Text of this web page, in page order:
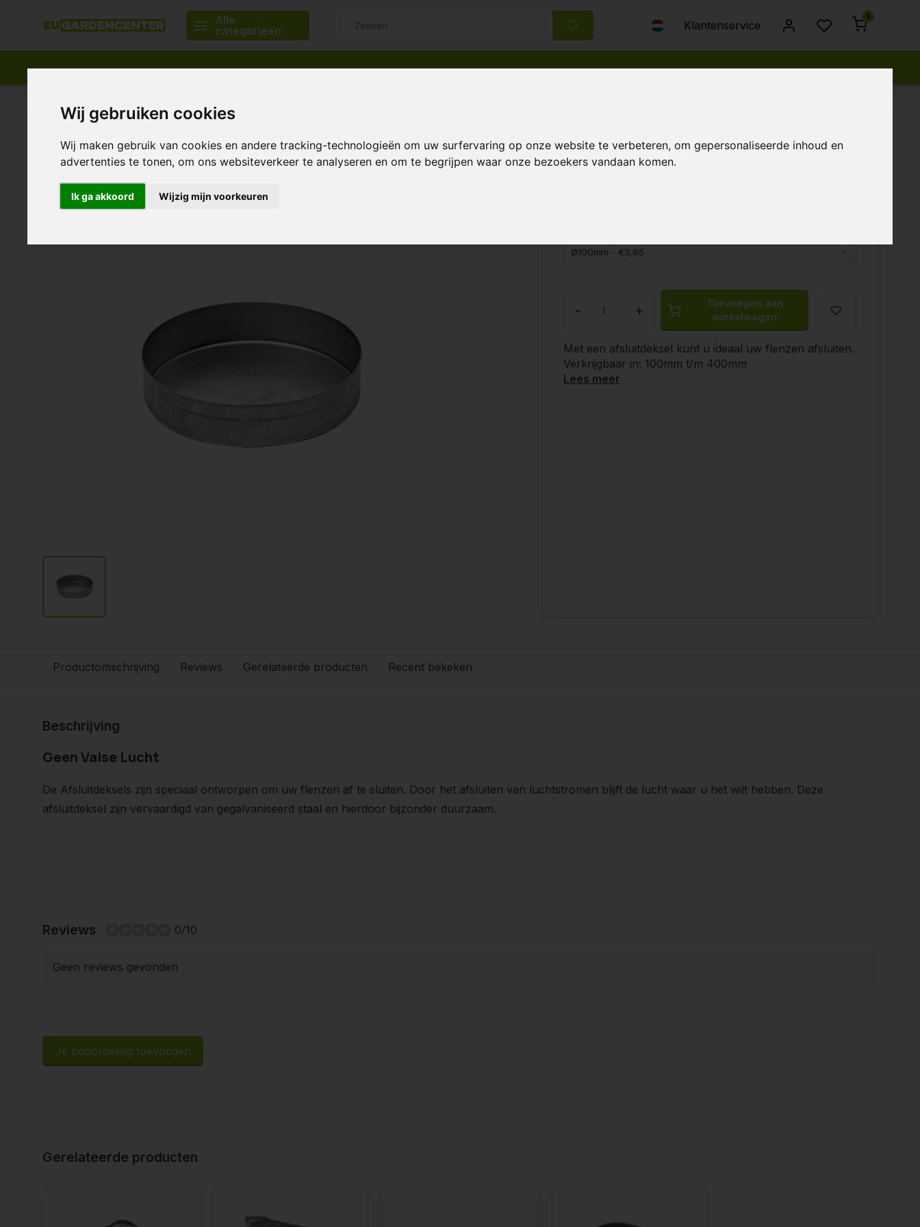
Wij gebruiken cookies
Wij maken gebruik van cookies en andere tracking-technologieën om uw surfervaring op onze website te verbeteren, om gepersonaliseerde inhoud en
advertenties te tonen, om ons websiteverkeer te analyseren en om te begrijpen waar onze bezoekers vandaan komen.
Ik ga akkoord Wijzig mijn voorkeuren
Alle
categorieën
Klantenservice
0
Afsluitdeksel t.b.v. Flens
0/10 (0 Reviews)
- +
Toevoegen aan
winkelwagen
Met een afsluitdeksel kunt u ideaal uw flenzen afsluiten.
Verkrijgbaar in: 100mm t/m 400mm
Lees meer
Productomschrijving Reviews Gerelateerde producten Recent bekeken
Beschrijving
Geen Valse Lucht
De Afsluitdeksels zijn speciaal ontworpen om uw flenzen af te sluiten. Door het afsluiten van luchtstromen blijft de lucht waar u het wilt hebben. Deze
afsluitdeksel zijn vervaardigd van gegalvaniseerd staal en hierdoor bijzonder duurzaam.
Reviews 0/10
Geen reviews gevonden
Je beoordeling toevoegen
Gerelateerde producten